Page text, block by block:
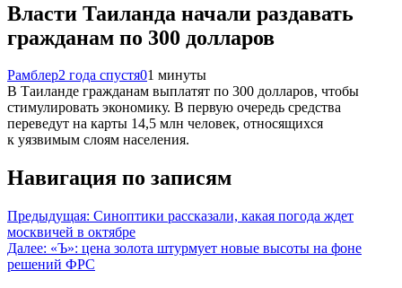
Власти Таиланда начали раздавать
гражданам по 300 долларов
Рамблер2 года спустя01 минуты
В Таиланде гражданам выплатят по 300 долларов, чтобы
стимулировать экономику. В первую очередь средства
переведут на карты 14,5 млн человек, относящихся
к уязвимым слоям населения.
Навигация по записям
Предыдущая: Синоптики рассказали, какая погода ждет
москвичей в октябре
Далее: «Ъ»: цена золота штурмует новые высоты на фоне
решений ФРС